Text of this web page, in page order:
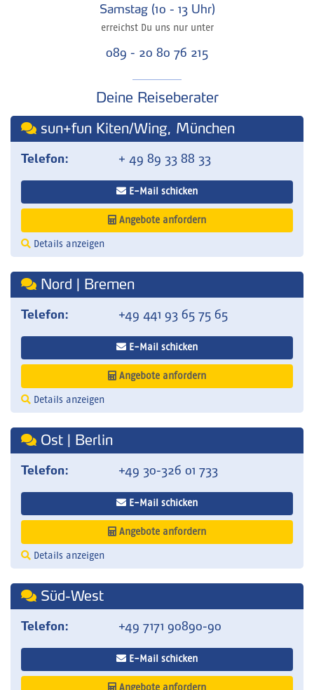
Samstag (10 - 13 Uhr)
erreichst Du uns nur unter
089 - 20 80 76 215
Deine Reiseberater
sun+fun Kiten/Wing, München
Telefon: + 49 89 33 88 33
E-Mail schicken
Angebote anfordern
Details anzeigen
Nord | Bremen
Telefon: +49 441 93 65 75 65
E-Mail schicken
Angebote anfordern
Details anzeigen
Ost | Berlin
Telefon: +49 30-326 01 733
E-Mail schicken
Angebote anfordern
Details anzeigen
Süd-West
Telefon: +49 7171 90890-90
E-Mail schicken
Angebote anfordern